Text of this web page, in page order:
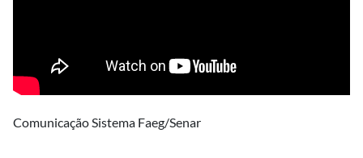
Comunicação Sistema Faeg/Senar